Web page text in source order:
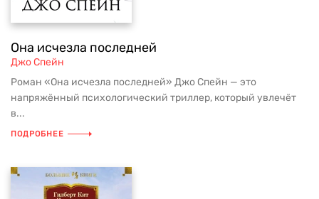
Она исчезла последней
Джо Спейн
Роман «Она исчезла последней» Джо Спейн — это
напряжённый психологический триллер, который увлечёт
в...
ПОДРОБНЕЕ